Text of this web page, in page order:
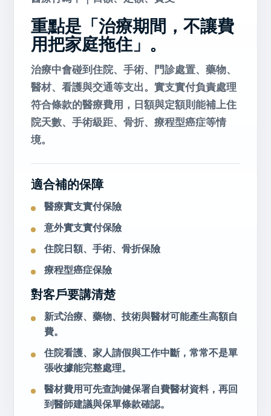
重點是「治療期間，不讓費
用把家庭拖住」。
治療中會碰到住院、手術、門診處置、藥物、
醫材、看護與交通等支出。實支實付負責處理
符合條款的醫療費用，日額與定額則能補上住
院天數、手術級距、骨折、療程型癌症等情
境。
適合補的保障
醫療實支實付保險
意外實支實付保險
住院日額、手術、骨折保險
療程型癌症保險
對客戶要講清楚
新式治療、藥物、技術與醫材可能產生高額自
費。
住院看護、家人請假與工作中斷，常常不是單
張收據能完整處理。
醫材費用可先查詢健保署自費醫材資料，再回
到醫師建議與保單條款確認。